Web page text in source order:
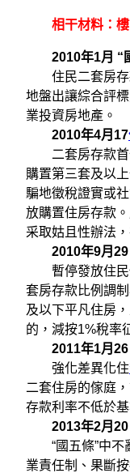
相干材料：
2010年1月 “
住民二套房存
地盤出讓綜合評
業投資房地產。
2010年4月17
二套房存款首
購置第三套及以
騙地徵稅證實或
放購置住房存款
采取姑且性辦法
2010年9月
暫停發放住民
套房存款比例調
及以下平凡住房，
的，減按1%稅率
2011年1月
強化差異化住
二套住房的傢庭
存款利率不低於
2013年2月
“國五條”中不
業責任制、果斷